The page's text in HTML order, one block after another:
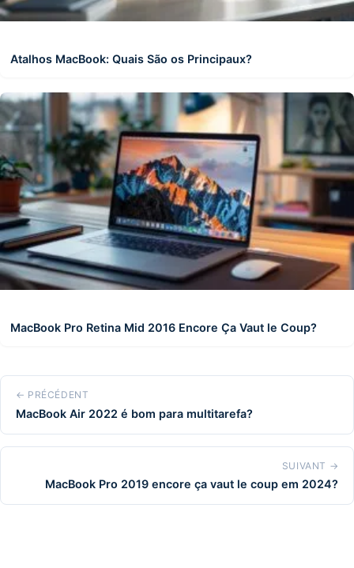
Atalhos MacBook: Quais São os Principaux?
MacBook Pro Retina Mid 2016 Encore Ça Vaut le Coup?
← PRÉCÉDENT
MacBook Air 2022 é bom para multitarefa?
SUIVANT →
MacBook Pro 2019 encore ça vaut le coup em 2024?